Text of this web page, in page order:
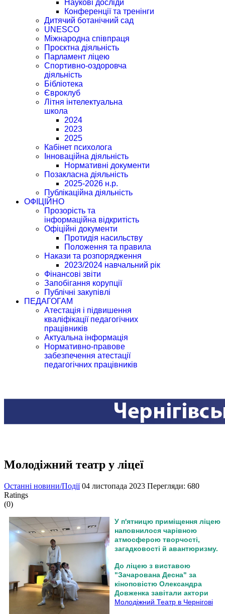
Наукові досліди
Конференції та тренінги
Дитячий ботанічний сад
UNESCO
Міжнародна співпраця
Проєктна діяльність
Парламент ліцею
Спортивно-оздоровча
діяльність
Бібліотека
Євроклуб
Літня інтелектуальна
школа
2024
2023
2025
Кабінет психолога
Інноваційна діяльність
Нормативні документи
Позакласна діяльність
2025-2026 н.р.
Публікаційна діяльність
ОФІЦІЙНО
Прозорість та
інформаційна відкритість
Офіційні документи
Протидія насильству
Положення та правила
Накази та розпорядження
2023/2024 навчальний рік
Фінансові звіти
Запобігання корупції
Публічні закупівлі
ПЕДАГОГАМ
Атестація і підвишення
кваліфікації педагогічних
працівників
Актуальна інформація
Нормативно-правове
забезпечення атестації
педагогічних працівників
Молодіжний театр у ліцеї
Останні новини/Події 04 листопада 2023 Перегляди: 680
Ratings
(0)
У п'ятницю приміщення ліцею
наповнилося чарівною
атмосферою творчості,
загадковості й авантюризму.
До ліцею з виставою
"Зачарована Десна" за
кіноповістю Олександра
Довженка завітали актори
Молодіжний Театр в Чернігові